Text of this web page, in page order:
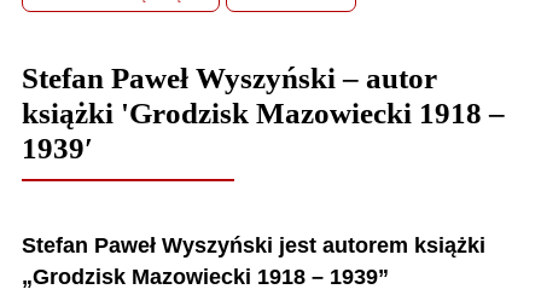
Stefan Paweł Wyszyński – autor
książki 'Grodzisk Mazowiecki 1918 –
1939′
Stefan Paweł Wyszyński jest autorem książki
„Grodzisk Mazowiecki 1918 – 1939”